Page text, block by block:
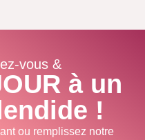
vous &
à un
!
ou remplissez notre